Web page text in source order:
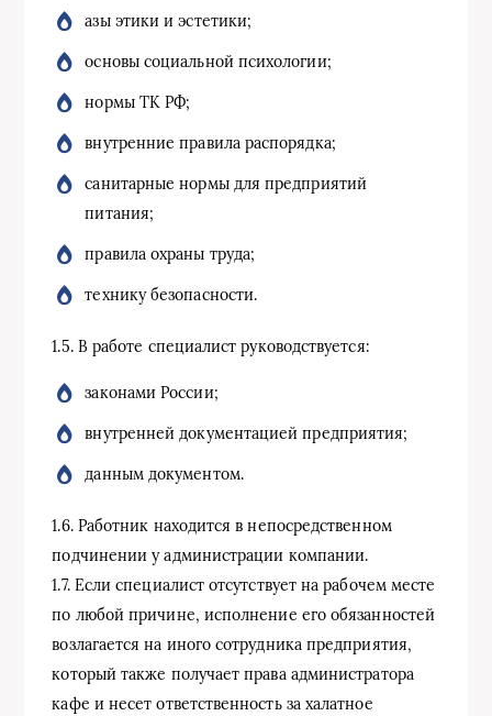
азы этики и эстетики;
основы социальной психологии;
нормы ТК РФ;
внутренние правила распорядка;
санитарные нормы для предприятий
питания;
правила охраны труда;
технику безопасности.
1.5. В работе специалист руководствуется:
законами России;
внутренней документацией предприятия;
данным документом.
1.6. Работник находится в непосредственном
подчинении у администрации компании.
1.7. Если специалист отсутствует на рабочем месте
по любой причине, исполнение его обязанностей
возлагается на иного сотрудника предприятия,
который также получает права администратора
кафе и несет ответственность за халатное